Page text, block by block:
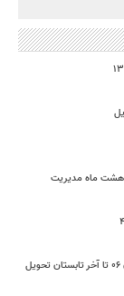
تصویب پارکینگ- پناهگاه‌ها در کمیسیون ماده پنج/ پروژه پادگان ۰۶ تا آخر تابستان تحویل